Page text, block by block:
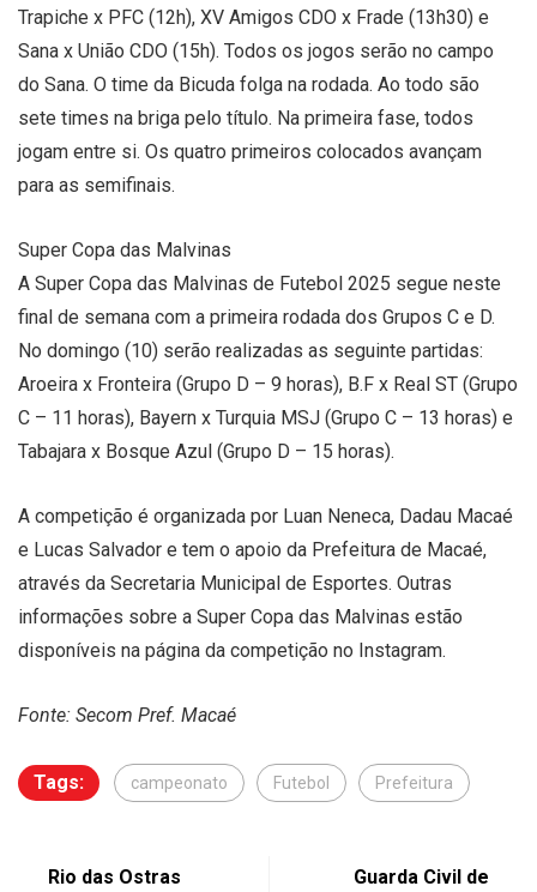
Trapiche x PFC (12h), XV Amigos CDO x Frade (13h30) e
Sana x União CDO (15h). Todos os jogos serão no campo
do Sana. O time da Bicuda folga na rodada. Ao todo são
sete times na briga pelo título. Na primeira fase, todos
jogam entre si. Os quatro primeiros colocados avançam
para as semifinais.
Super Copa das Malvinas
A Super Copa das Malvinas de Futebol 2025 segue neste
final de semana com a primeira rodada dos Grupos C e D.
No domingo (10) serão realizadas as seguinte partidas:
Aroeira x Fronteira (Grupo D – 9 horas), B.F x Real ST (Grupo
C – 11 horas), Bayern x Turquia MSJ (Grupo C – 13 horas) e
Tabajara x Bosque Azul (Grupo D – 15 horas).
A competição é organizada por Luan Neneca, Dadau Macaé
e Lucas Salvador e tem o apoio da Prefeitura de Macaé,
através da Secretaria Municipal de Esportes. Outras
informações sobre a Super Copa das Malvinas estão
disponíveis na página da competição no Instagram.
Fonte: Secom Pref. Macaé
Tags: campeonato Futebol Prefeitura
Rio das Ostras
Guarda Civil de